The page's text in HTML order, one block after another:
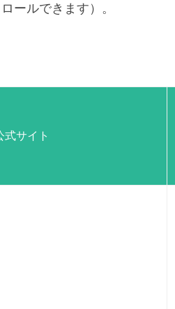
ールできます）。
式サイト